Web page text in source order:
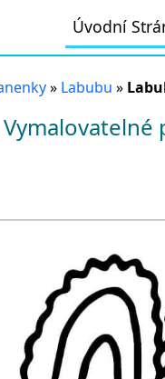
Úvodní
» Labubu »